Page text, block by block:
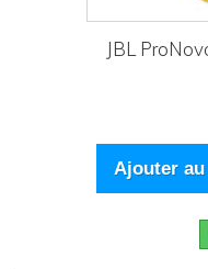
JBL
Ajouter